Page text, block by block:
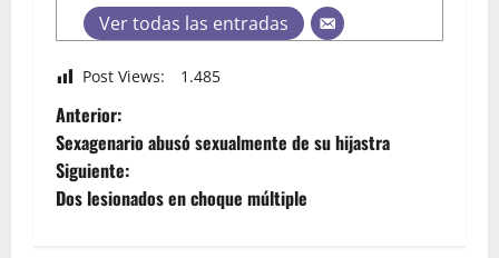
Ver todas las entradas
Post Views: 1.485
Anterior:
Sexagenario abusó sexualmente de su hijastra
Siguiente:
Dos lesionados en choque múltiple